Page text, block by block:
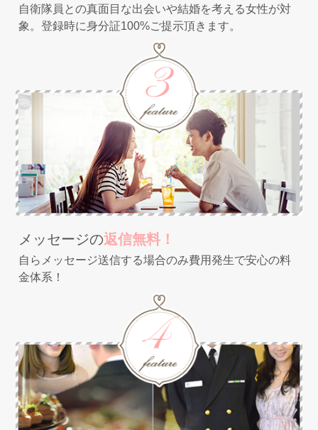
自衛隊員との真面目な出会いや結婚を考える女性が対
象。登録時に身分証100%ご提示頂きます。
メッセージの返信無料！
自らメッセージ送信する場合のみ費用発生で安心の料
金体系！